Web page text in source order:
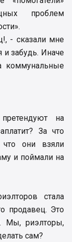
проблем
- сказали мне
и забудь. Иначе
коммунальные
на
За что
что они взяли
и поймали на
стала
продавец. Это
Мы, риэлторы,
сам?